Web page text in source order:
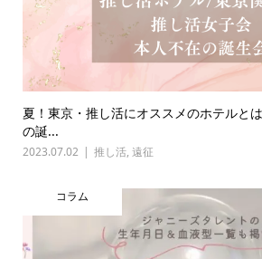
夏！東京・推し活にオススメのホテルと
の誕...
2023.07.02 推し活, 遠征
コラム